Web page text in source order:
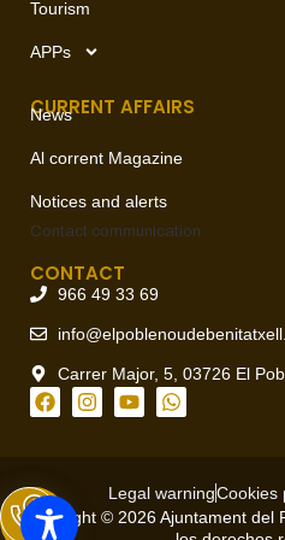
Tourism
APPs
CURRENT AFFAIRS
News
Al corrent Magazine
Notices and alerts
Contact communication
CONTACT
966 49 33 69
Carrer Major, 5, 03726 El
Legal warningCookies
Copyright © 2026 Ajuntament del